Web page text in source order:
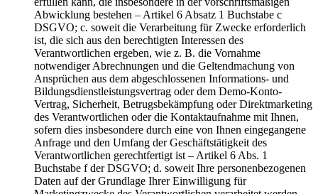
Abwicklung bestehen – Artikel 6 Absatz 1 Buchstabe c
DSGVO; c. soweit die Verarbeitung für Zwecke erforderlich
ist, die sich aus den berechtigten Interessen des
Verantwortlichen ergeben, wie z. B. die Vornahme
notwendiger Abrechnungen und die Geltendmachung von
Ansprüchen aus dem abgeschlossenen Informations- und
Bildungsdienstleistungsvertrag oder dem Demo-Konto-
Vertrag, Sicherheit, Betrugsbekämpfung oder Direktmarketing
des Verantwortlichen oder die Kontaktaufnahme mit Ihnen,
sofern dies insbesondere durch eine von Ihnen eingegangene
Anfrage und den Umfang der Geschäftstätigkeit des
Verantwortlichen gerechtfertigt ist – Artikel 6 Abs. 1
Buchstabe f der DSGVO; d. soweit Ihre personenbezogenen
Daten auf der Grundlage Ihrer Einwilligung für